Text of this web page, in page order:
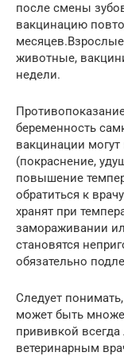
после смены
вакцинацию
животные,
недели.
беременность
вакцинации могут
(покраснение,
повышение
обратиться к
хранят при
замораживании
становятся
обязательно
Следует
может быть
прививкой всегда
ветеринарным